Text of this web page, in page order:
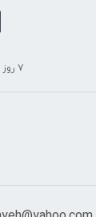
۷ روز ضمانت بازگشت